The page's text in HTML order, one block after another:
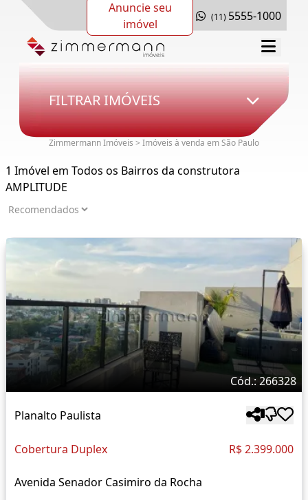
Anuncie seu
imóvel
(11) 5555-1000
FILTRAR IMÓVEIS
Zimmermann Imóveis > Imóveis à venda em São Paulo
1 Imóvel em Todos os Bairros da construtora
AMPLITUDE
Cód.: 266328
Planalto Paulista
Cobertura Duplex R$ 2.399.000
Avenida Senador Casimiro da Rocha